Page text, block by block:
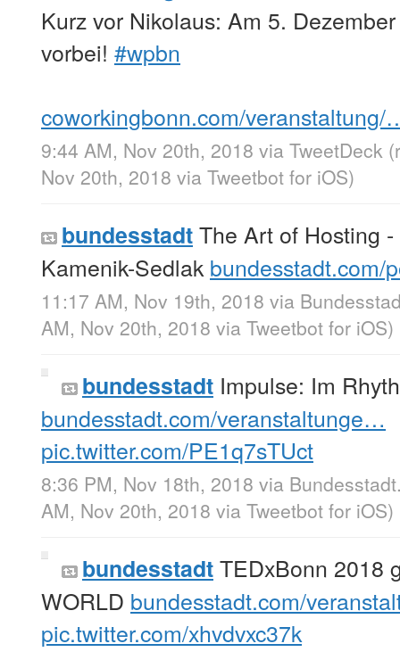
Kurz vor Nikolaus: Am 5.
vorbei! #wpbn
coworkingbonn.com/
9:44 AM, Nov 20th, 2018 via TweetDeck
Nov 20th, 2018 via Tweetbot for iΟS)
bundesstadtThe Art of Hosting
Kamenik-Sedlak
11:17 AM, Nov 19th, 2018 via
AM, Nov 20th, 2018 via Tweetbot for iΟS)
bundesstadt Impulse: Im
bundesstadt.com/veranstaltunge…
pic.twitter.com/PE1q7sTUct
8:36 PM, Nov 18th, 2018 via
AM, Nov 20th, 2018 via Tweetbot for iΟS)
bundesstadtTEDxBonn 2018
WORLD bundesstadt.com/
pic.twitter.com/xhvdvxc37k